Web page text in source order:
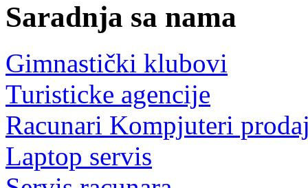
Saradnja sa nama
Gimnastički klubovi
Turisticke agencije
Racunari Kompjuteri
Laptop servis